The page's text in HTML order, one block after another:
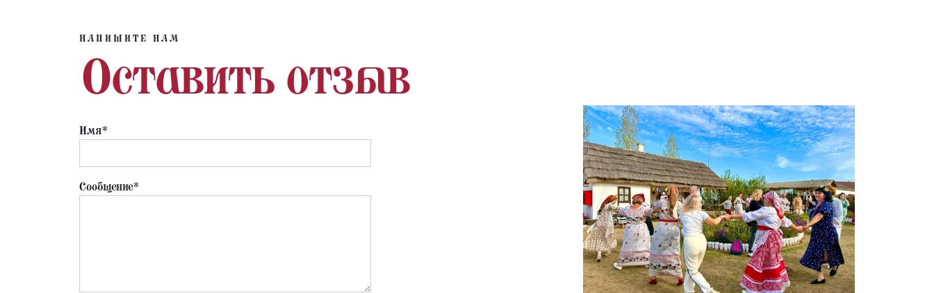
НАПИШИТЕ НАМ
Оставить отзыв
Имя*
Сообщение*